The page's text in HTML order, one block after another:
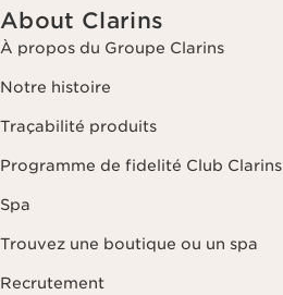
About Clarins
À propos du Groupe Clarins
Notre histoire
Traçabilité produits
Programme de fidelité Club Clarins
Spa
Trouvez une boutique ou un spa
Recrutement